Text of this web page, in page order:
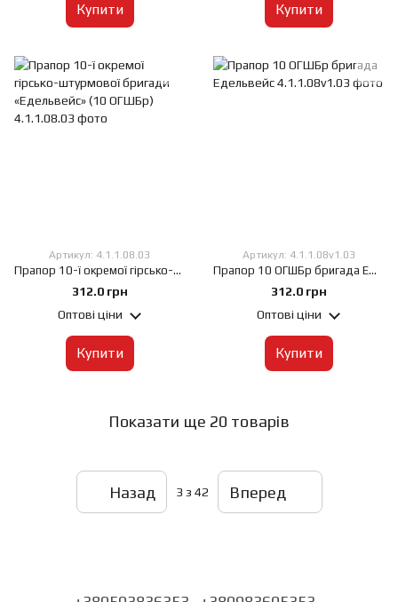
Купити Купити
Артикул: 4.1.1.08.03
Прапор 10-ї окремої гірсько-штурмової бригади «Едельвейс» (10 ОГШБр), 60х90 см, Штучний шовк 50 г/м², Сублімаційний друк, односторонній, Кишеня під древко зліва
312.0 грн
Оптові ціни
Купити
Артикул: 4.1.1.08v1.03
Прапор 10 ОГШБр бригада Едельвейс, 60х90 см, Штучний шовк 50 г/м², Сублімаційний друк, односторонній, Кишеня під древко зліва
312.0 грн
Оптові ціни
Купити
Показати ще 20 товарів
Назад 3 з 42 Вперед